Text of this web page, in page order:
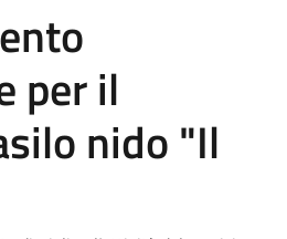
per il
nido "Il